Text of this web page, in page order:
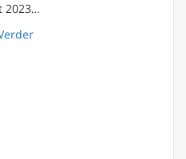
van Moskou (deel 4)
2023…
about Historische